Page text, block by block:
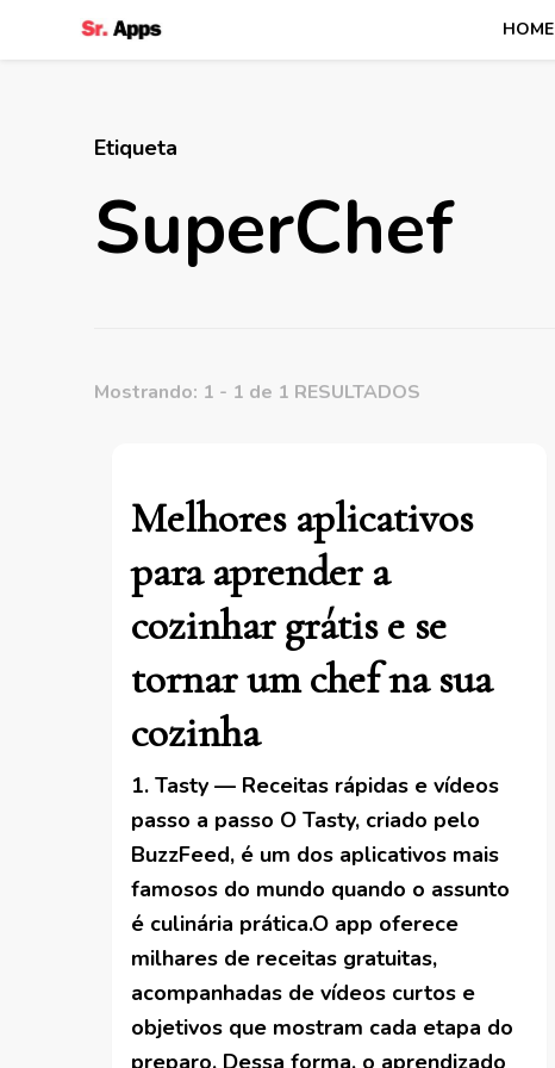
HOME
Etiqueta
SuperChef
Mostrando: 1 - 1 de 1 RESULTADOS
Melhores aplicativos
para aprender a
cozinhar grátis e se
tornar um chef na sua
cozinha
1. Tasty — Receitas rápidas e vídeos
passo a passo O Tasty, criado pelo
BuzzFeed, é um dos aplicativos mais
famosos do mundo quando o assunto
é culinária prática.O app oferece
milhares de receitas gratuitas,
acompanhadas de vídeos curtos e
objetivos que mostram cada etapa do
preparo. Dessa forma, o aprendizado